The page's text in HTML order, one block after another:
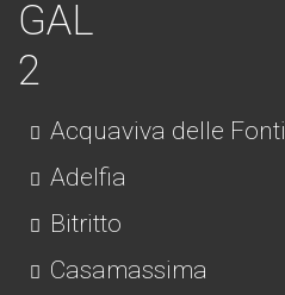
Acquaviva delle Fonti
Adelfia
Bitritto
Casamassima